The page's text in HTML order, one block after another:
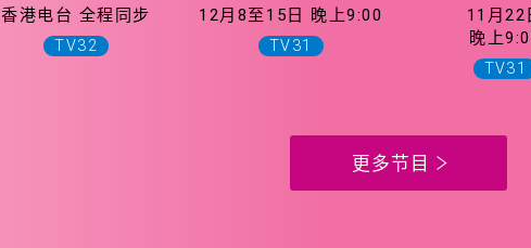
香港电台 全程同步
TV32
12月8至15日 晚上9:00
TV31
11月22
晚上
TV31
更多节目